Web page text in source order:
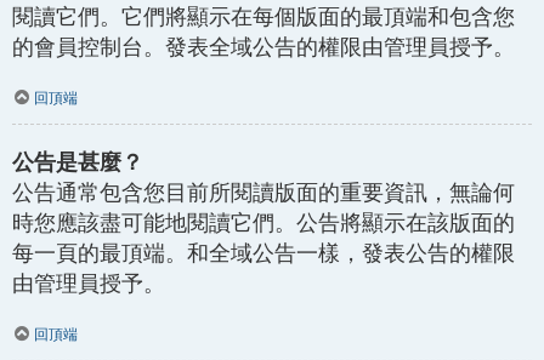
閱讀它們。它們將顯示在每個版面的最頂端和包含您
的會員控制台。發表全域公告的權限由管理員授予。
回頂端
公告是甚麼？
公告通常包含您目前所閱讀版面的重要資訊，無論何
時您應該盡可能地閱讀它們。公告將顯示在該版面的
每一頁的最頂端。和全域公告一樣，發表公告的權限
由管理員授予。
回頂端